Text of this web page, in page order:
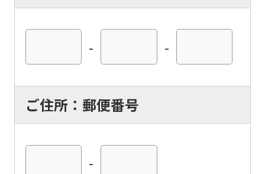
- -
ご住所：郵便番号
-